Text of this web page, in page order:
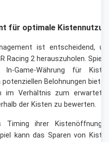
für optimale
ist entscheidend,
Racing 2 herauszuholen.
Game-Währung für
Belohnungen
im Verhältnis zum
der Kisten zu bewerten.
ihrer
kann das Sparen von